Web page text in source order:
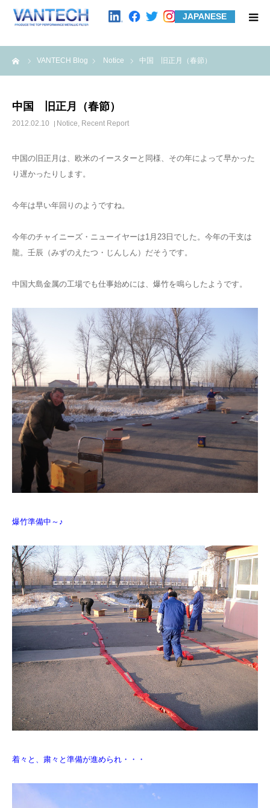
JAPANESE
VANTECH Blog Notice 中国 旧正月（春節）
中国 旧正月（春節）
2012.02.10 Notice, Recent Report
中国の旧正月は、欧米のイースターと同様、その年によって早かった
り遅かったりします。
今年は早い年回りのようですね。
今年のチャイニーズ・ニューイヤーは1月23日でした。今年の干支は
龍。壬辰（みずのえたつ・じんしん）だそうです。
中国大島金属の工場でも仕事始めには、爆竹を鳴らしたようです。
爆竹準備中～♪
着々と、粛々と準備が進められ・・・
Wire Mesh Filters
Product Examples
Contact us